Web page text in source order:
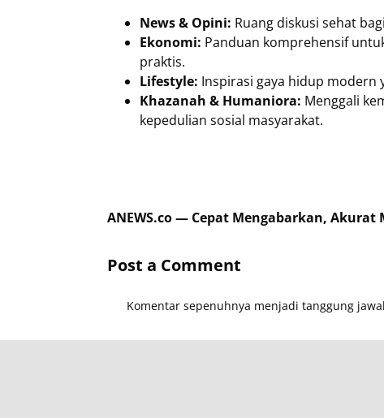
News & Opini: Ruang diskusi sehat
Ekonomi: Panduan komprehensif
praktis.
Lifestyle: Inspirasi gaya hidup modern
Khazanah & Humaniora: Menggali
kepedulian sosial masyarakat.
ANEWS.co — Cepat Mengabarkan,
Post a Comment
Komentar sepenuhnya menjadi tanggung